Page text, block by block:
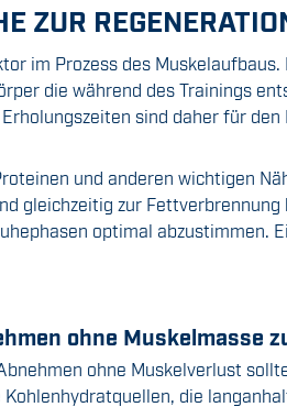
ZUR
im Prozess des
die während des Trainings
sind daher für den
und anderen wichtigen
gleichzeitig zur
optimal abzustimmen.
ohne Muskelmasse
ohne Muskelverlust
die